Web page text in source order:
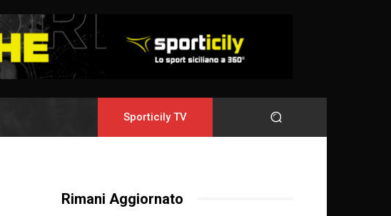
Sporticily TV
Rimani Aggiornato